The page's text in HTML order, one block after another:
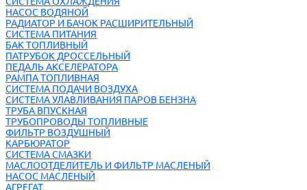
НАСОС ВОДЯНОЙ
РАДИАТОР И БАЧОК РАСШИРИТЕЛЬНЫЙ
СИСТЕМА ПИТАНИЯ
БАК ТОПЛИВНЫЙ
ПАТРУБОК ДРОССЕЛЬНЫЙ
ПЕДАЛЬ АКСЕЛЕРАТОРА
РАМПА ТОПЛИВНАЯ
СИСТЕМА ПОДАЧИ ВОЗДУХА
СИСТЕМА УЛАВЛИВАНИЯ ПАРОВ БЕНЗНА
ТРУБА ВПУСКНАЯ
ТРУБОПРОВОДЫ ТОПЛИВНЫЕ
ФИЛЬТР ВОЗДУШНЫЙ
КАРБЮРАТОР
СИСТЕМА СМАЗКИ
МАСЛООТДЕЛИТЕЛЬ И ФИЛЬТР МАСЛЕНЫЙ
НАСОС МАСЛЕНЫЙ
АГРЕГАТ